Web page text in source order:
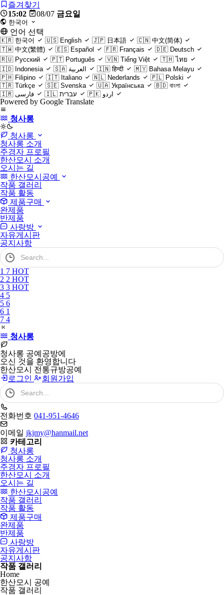
즐겨찾기
15:02
08/07 금요일
한국어
언어 선택
🇰🇷 한국어 🇺🇸 English 🇯🇵 日本語 🇨🇳 中文(简体)
🇹🇼 中文(繁體) 🇪🇸 Español 🇫🇷 Français 🇩🇪 Deutsch
🇷🇺 Русский 🇵🇹 Português 🇻🇳 Tiếng Việt 🇹🇭 ไทย
🇮🇩 Indonesia 🇸🇦 العربية 🇮🇳 हिन्दी 🇲🇾 Bahasa Melayu
🇵🇭 Filipino 🇮🇹 Italiano 🇳🇱 Nederlands 🇵🇱 Polski
🇹🇷 Türkçe 🇸🇪 Svenska 🇺🇦 Українська 🇧🇩 বাংলা
🇮🇷 فارسی 🇮🇱 עברית 🇵🇰 اردو
Powered by Google Translate
청사롱
light청사롱
청사롱 소개
주경자 프로필
한산모시 소개
오시는 길
한산모시공예
작품 갤러리
작품 활동
제품구매
완제품
반제품
사랑방
자유게시판
공지사항
검
색
어
필
수
1 7 HOT
2 2 HOT
3 3 HOT
4 5
5 6
6 1
7 4
청사롱
청사롱 공예공방에
오신 것을 환영합니다
한산모시 전통규방공예
로그인
회원가입
검
색
어
필
수
전화번호 041-951-4646
이메일 jkjmy@hanmail.net
카테고리
청사롱
청사롱 소개
주경자 프로필
한산모시 소개
오시는 길
한산모시공예
작품 갤러리
작품 활동
제품구매
완제품
반제품
사랑방
자유게시판
공지사항
작품 갤러리
Home
한산모시 공예
작품 갤러리